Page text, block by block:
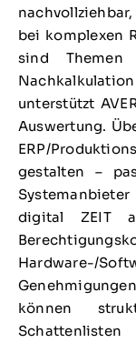
bei komplexen
sind Themen
unterstützt
Auswertung.
ERP/
gestalten –
digital ZEIT
Hardware-/
können